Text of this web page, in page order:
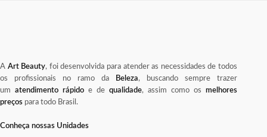
A Art Beauty, foi desenvolvida para atender as necessidades de todos
os profissionais no ramo da
Beleza, buscando sempre trazer
um atendimento rápido e de qualidade, assim como os melhores
preços para todo Brasil.
Conheça nossas Unidades